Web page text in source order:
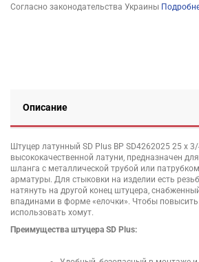
Согласно законодательства Украины
Описание
Штуцер латунный SD Plus ВР SD4262025 25 х
высококачественной латуни, предназначен
шланга с металлической трубой или
арматуры. Для стыковки на изделии есть
натянуть на другой конец штуцера,
впадинами в форме «елочки». Чтобы повысить
использовать хомут.
Преимущества штуцера SD Plus: